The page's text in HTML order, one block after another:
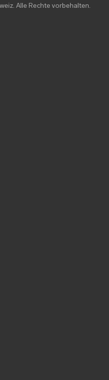
Alle Rechte vorbehalten.